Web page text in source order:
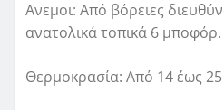
Ανεμοι: Από βόρειες
ανατολικά τοπικά 6 μποφόρ.
Θερμοκρασία: Από 14 έως